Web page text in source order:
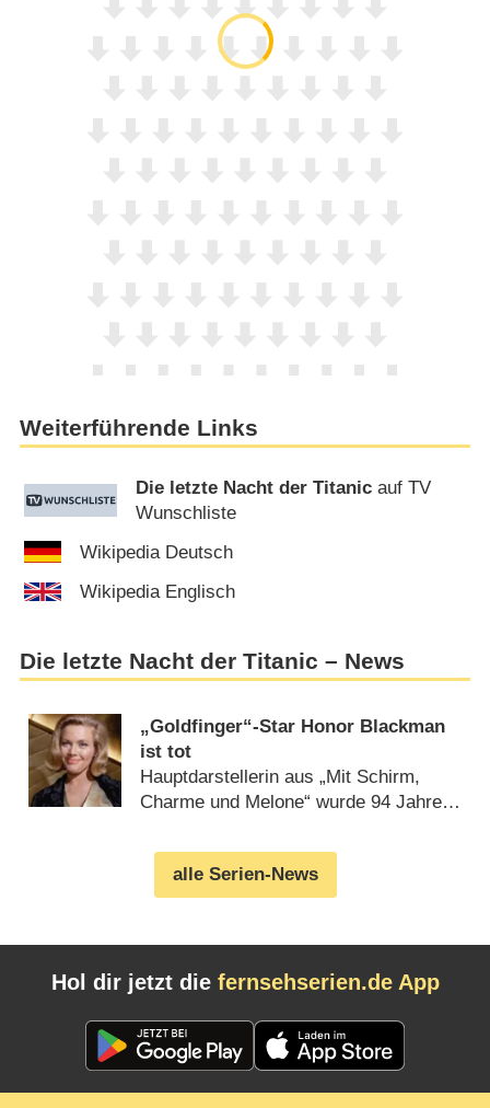
Weiterführende Links
Die letzte Nacht der Titanic auf TV
Wunschliste
Wikipedia Deutsch
Wikipedia Englisch
Die letzte Nacht der Titanic – News
„Goldfinger“-Star Honor Blackman
ist tot
Hauptdarstellerin aus „Mit Schirm,
Charme und Melone“ wurde 94 Jahre
alle Serien-News
Hol dir jetzt die fernsehserien.de App